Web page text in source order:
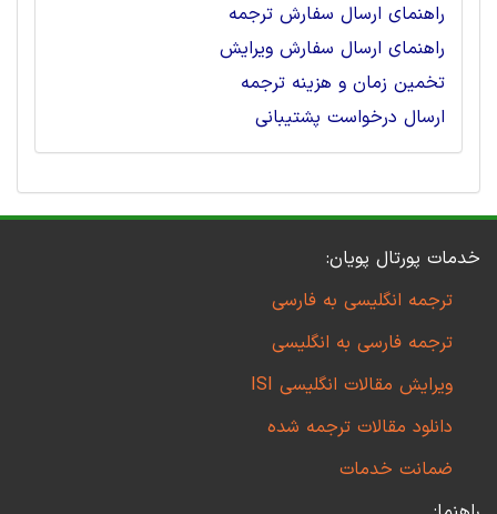
راهنمای ارسال سفارش ترجمه
راهنمای ارسال سفارش ویرایش
تخمین زمان و هزینه ترجمه
ارسال درخواست پشتیبانی
خدمات پورتال پویان:
ترجمه انگلیسی به فارسی
ترجمه فارسی به انگلیسی
ویرایش مقالات انگلیسی ISI
دانلود مقالات ترجمه شده
ضمانت خدمات